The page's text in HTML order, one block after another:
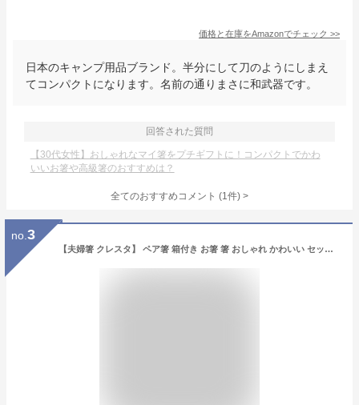
価格と在庫をAmazonでチェック >>
日本のキャンプ用品ブランド。半分にして刀のようにしまえ
てコンパクトになります。名前の通りまさに和武器です。
回答された質問
【30代女性】おしゃれなマイ箸をプチギフトに！コンパクトでかわ
いいお箸や高級箸のおすすめは？
全てのおすすめコメント (1件) >
no. 3
【夫婦箸 クレスタ】 ペア箸 箱付き お箸 箸 おしゃれ かわいい セット ペア 結婚祝い 金婚式 結婚記念日 贈り物 還暦祝い 誕生日 プレゼント オシャレ シンプル 木製 天然木 日本製 めおと箸 新生活 御祝 両親 おはし 1000円ポッキリ